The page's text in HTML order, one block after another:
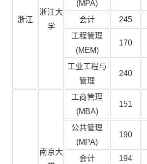
浙江
浙江大
学
(MPA)
会计 245
工程管理
(MEM)
170
工业工程与
管理
240
南京大
工商管理
(MBA)
151
公共管理
(MPA)
190
会计 194